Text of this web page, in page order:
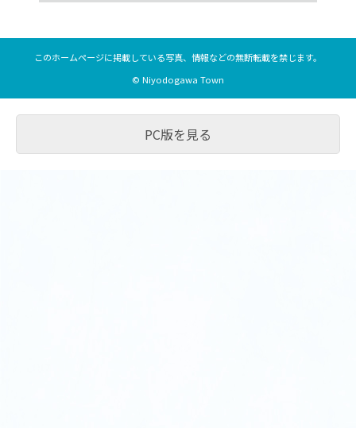
このホームページに掲載している写真、情報などの無断転載を禁じます。
© Niyodogawa Town
PC版を見る